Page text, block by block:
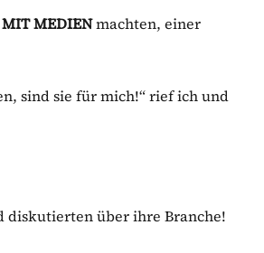
MIT MEDIENmachten, einer
sind sie für mich!“ rief ich und
diskutierten über ihre Branche!